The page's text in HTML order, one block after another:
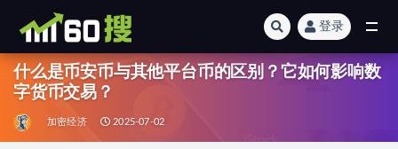
登录
什么是币安币与其他平台币的区别？它如何影响数
字货币交易？
加密经济 2025-07-02